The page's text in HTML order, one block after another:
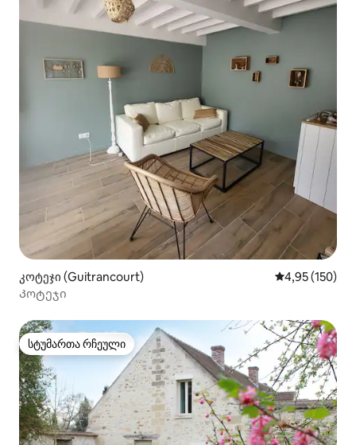
კოტეჯი (Guitrancourt) საშუალო
4,95 (150)
Კოტეჯი
სტუმართა რჩეული
სტუმართა რჩეული